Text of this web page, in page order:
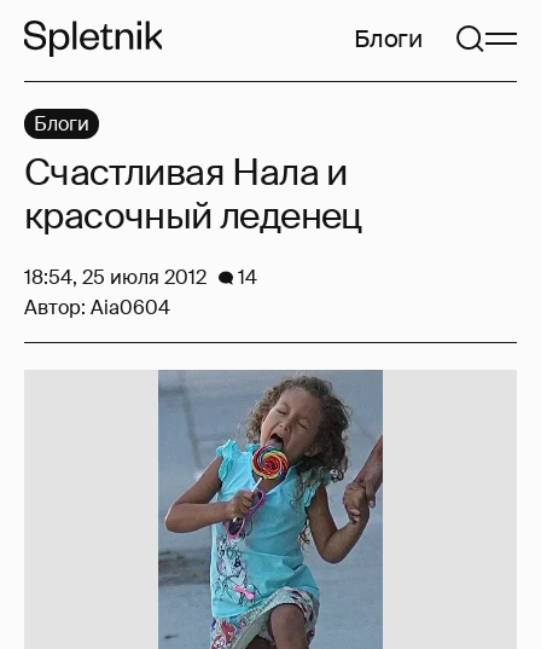
Блоги
Блоги
Счастливая Нала и
красочный леденец
18:54, 25 июля 2012
14
Автор: Aia0604